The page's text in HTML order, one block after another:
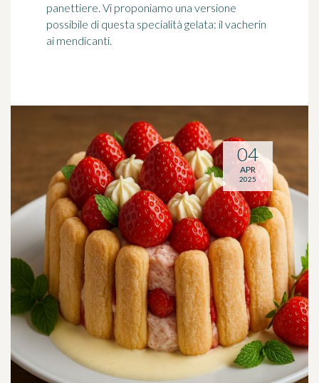
panettiere. Vi proponiamo una versione
possibile di questa specialità gelata: il vacherin
ai mendicanti.
04
APR
2025